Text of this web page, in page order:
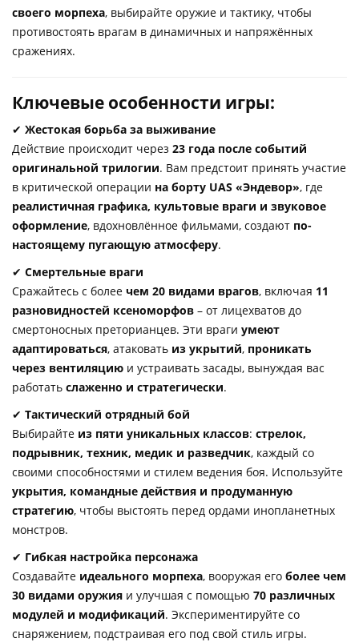
своего морпеха, выбирайте оружие и тактику, чтобы
противостоять врагам в динамичных и напряжённых
сражениях.
Ключевые особенности игры:
✔ Жестокая борьба за выживание
Действие происходит через 23 года после событий
оригинальной трилогии. Вам предстоит принять участие
в критической операции на борту UAS «Эндевор», где
реалистичная графика, культовые враги и звуковое
оформление, вдохновлённое фильмами, создают по-
настоящему пугающую атмосферу.
✔ Смертельные враги
Сражайтесь с более чем 20 видами врагов, включая 11
разновидностей ксеноморфов – от лицехватов до
смертоносных преторианцев. Эти враги умеют
адаптироваться, атаковать из укрытий, проникать
через вентиляцию и устраивать засады, вынуждая вас
работать слаженно и стратегически.
✔ Тактический отрядный бой
Выбирайте из пяти уникальных классов: стрелок,
подрывник, техник, медик и разведчик, каждый со
своими способностями и стилем ведения боя. Используйте
укрытия, командные действия и продуманную
стратегию, чтобы выстоять перед ордами инопланетных
монстров.
✔ Гибкая настройка персонажа
Создавайте идеального морпеха, вооружая его более чем
30 видами оружия и улучшая с помощью 70 различных
модулей и модификаций. Экспериментируйте со
снаряжением, подстраивая его под свой стиль игры.